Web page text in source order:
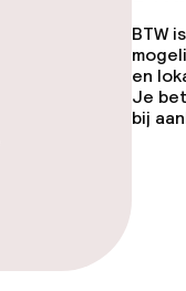
BTW
en
Je
bij